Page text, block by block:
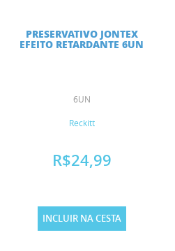
PRESERVATIVO JONTEX
EFEITO RETARDANTE 6UN
6UN
Reckitt
R$24,99
INCLUIR NA CESTA